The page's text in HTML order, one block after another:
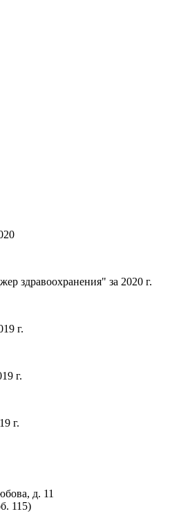
здравоохранения" за 2020 г.
г.
г.
г.
д. 11
115)